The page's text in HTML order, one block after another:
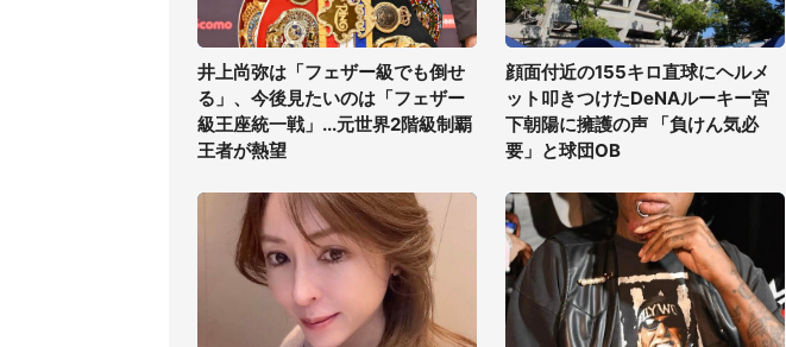
井上尚弥は「フェザー級でも倒せ
る」、今後見たいのは「フェザー
級王座統一戦」...元世界2階級制覇
王者が熱望
顔面付近の155キロ直球にヘルメ
ット叩きつけたDeNAルーキー宮
下朝陽に擁護の声 「負けん気必
要」と球団OB